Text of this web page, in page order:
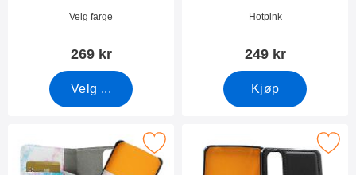
Varenummer 40762
Velg farge
269 kr
Velg ...
Varenummer 40755
Hotpink
249 kr
Kjøp
Magnet Designwallet Sony Xperia 5 III (XQ-BQ52) som
Merk magnet Deksel Sony Xperia